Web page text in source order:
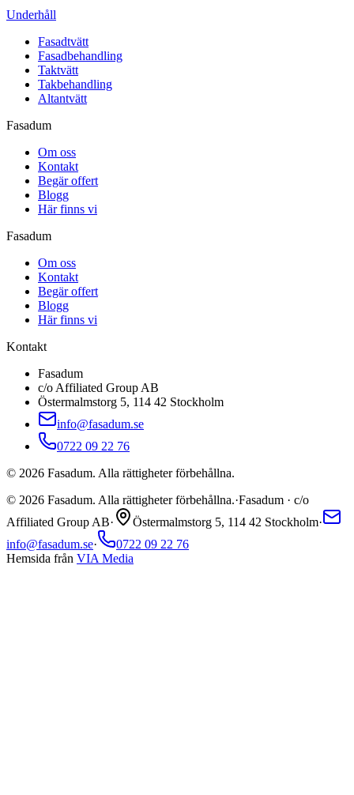
Underhåll
Fasadtvätt
Fasadbehandling
Taktvätt
Takbehandling
Altantvätt
Fasadum
Om oss
Kontakt
Begär offert
Blogg
Här finns vi
Fasadum
Om oss
Kontakt
Begär offert
Blogg
Här finns vi
Kontakt
Fasadum
c/o Affiliated Group AB
Östermalmstorg 5, 114 42 Stockholm
info@fasadum.se
0722 09 22 76
© 2026 Fasadum. Alla rättigheter förbehållna.
© 2026 Fasadum. Alla rättigheter förbehållna.·Fasadum · c/o
Affiliated Group AB· Östermalmstorg 5, 114 42 Stockholm·
info@fasadum.se·
0722 09 22 76
Hemsida från VIA Media